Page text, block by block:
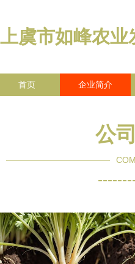
上虞市如峰农业
首页 企业简介
公